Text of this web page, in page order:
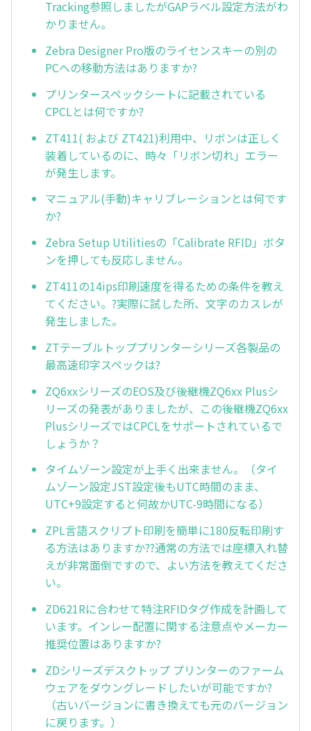
Tracking参照しましたがGAPラベル設定方法がわ
かりません。
Zebra Designer Pro版のライセンスキーの別の
PCへの移動方法はありますか?
プリンタースペックシートに記載されている
CPCLとは何ですか?
ZT411( および ZT421)利用中、リボンは正しく
装着しているのに、時々「リボン切れ」エラー
が発生します。
マニュアル(手動)キャリブレーションとは何です
か?
Zebra Setup Utilitiesの「Calibrate RFID」ボタ
ンを押しても反応しません。
ZT411の14ips印刷速度を得るための条件を教え
てください。?実際に試した所、文字のカスレが
発生しました。
ZTテーブルトッププリンターシリーズ各製品の
最高速印字スペックは?
ZQ6xxシリーズのEOS及び後継機ZQ6xx Plusシ
リーズの発表がありましたが、この後継機ZQ6xx
PlusシリーズではCPCLをサポートされているで
しょうか？
タイムゾーン設定が上手く出来ません。（タイ
ムゾーン設定JST設定後もUTC時間のまま、
UTC+9設定すると何故かUTC-9時間になる）
ZPL言語スクリプト印刷を簡単に180反転印刷す
る方法はありますか??通常の方法では座標入れ替
えが非常面倒ですので、よい方法を教えてくださ
い。
ZD621Rに合わせて特注RFIDタグ作成を計画して
います。インレー配置に関する注意点やメーカー
推奨位置はありますか?
ZDシリーズデスクトップ プリンターのファーム
ウェアをダウングレードしたいが可能ですか?
（古いバージョンに書き換えても元のバージョン
に戻ります。）